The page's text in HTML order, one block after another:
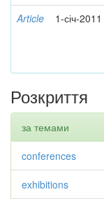
Article 1-січ-2011
Розкриття
за темами
conferences
exhibitions